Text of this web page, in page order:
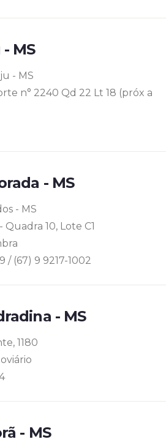
MS
- MS
n° 2240 Qd 22 Lt 18 (próx a
- MS
- MS
Quadra 10, Lote C1
/ (67) 9 9217-1002
- MS
1180
- MS